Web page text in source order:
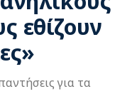
εθίζουν
για τα